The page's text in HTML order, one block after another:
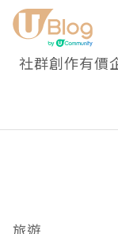
社群創作有價
旅遊